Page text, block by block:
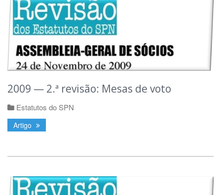
2009 — 2.ª revisão: Mesas de voto
Estatutos do SPN
Artigo